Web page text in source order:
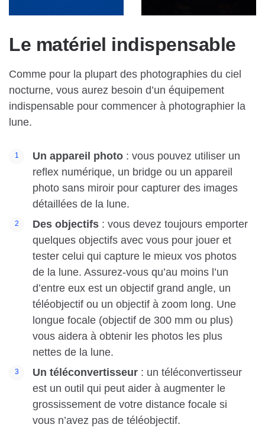
Le matériel indispensable
Comme pour la plupart des photographies du ciel
nocturne, vous aurez besoin d’un équipement
indispensable pour commencer à photographier la
lune.
Un appareil photo : vous pouvez utiliser un
reflex numérique, un bridge ou un appareil
photo sans miroir pour capturer des images
détaillées de la lune.
Des objectifs : vous devez toujours emporter
quelques objectifs avec vous pour jouer et
tester celui qui capture le mieux vos photos
de la lune. Assurez-vous qu’au moins l’un
d’entre eux est un objectif grand angle, un
téléobjectif ou un objectif à zoom long. Une
longue focale (objectif de 300 mm ou plus)
vous aidera à obtenir les photos les plus
nettes de la lune.
Un téléconvertisseur : un téléconvertisseur
est un outil qui peut aider à augmenter le
grossissement de votre distance focale si
vous n’avez pas de téléobjectif.